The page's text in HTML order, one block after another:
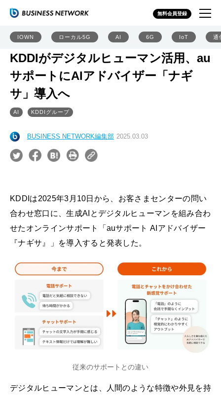
無料会員登録
IOWN ローカル5G AI 6G IoT 通
KDDIがデジタルヒューマン活用、au
サポートにAIアドバイザー「ナギ
サ」導入へ
AI KDDIグループ
BUSINESS NETWORK編集部 2025.03.03
KDDIは2025年3月10日から、お客さまセンターの問い
合わせ窓口に、生成AIとデジタルヒューマンを組み合わ
せたオンラインサポート「auサポート AIアドバイザー
『ナギサ』」を導入すると発表した。
従来のサポートとの違い
デジタルヒューマンとは、人間のような特徴や外見を持